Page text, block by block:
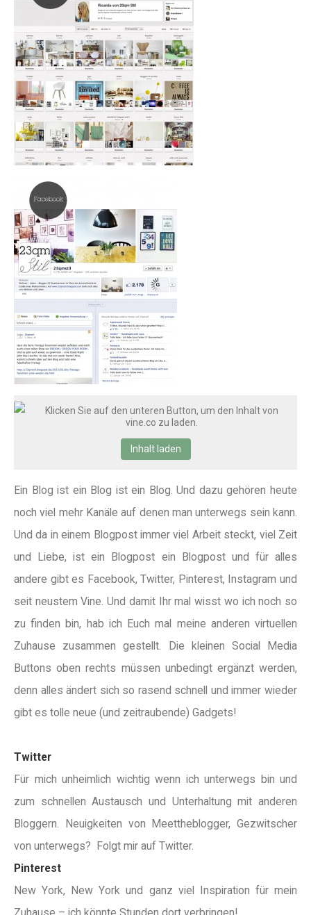
Klicken Sie auf den unteren Button, um den Inhalt von
vine.co zu laden.
Inhalt laden
Ein Blog ist ein Blog ist ein Blog. Und dazu gehören heute
noch viel mehr Kanäle auf denen man unterwegs sein kann.
Und da in einem Blogpost immer viel Arbeit steckt, viel Zeit
und Liebe, ist ein Blogpost ein Blogpost und für alles
andere gibt es Facebook, Twitter, Pinterest, Instagram und
seit neustem Vine. Und damit Ihr mal wisst wo ich noch so
zu finden bin, hab ich Euch mal meine anderen virtuellen
Zuhause zusammen gestellt. Die kleinen Social Media
Buttons oben rechts müssen unbedingt ergänzt werden,
denn alles ändert sich so rasend schnell und immer wieder
gibt es tolle neue (und zeitraubende) Gadgets!
Twitter
Für mich unheimlich wichtig wenn ich unterwegs bin und
zum schnellen Austausch und Unterhaltung mit anderen
Bloggern. Neuigkeiten von Meettheblogger, Gezwitscher
von unterwegs? Folgt mir auf Twitter.
Pinterest
New York, New York und ganz viel Inspiration für mein